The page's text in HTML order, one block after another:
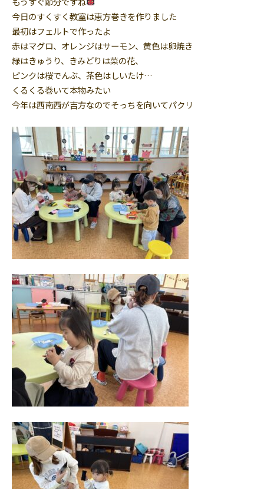
今日のすくすく教室は恵方巻きを作りました
最初はフェルトで作ったよ
赤はマグロ、オレンジはサーモン、黄色は卵焼き
緑はきゅうり、きみどりは菜の花、
ピンクは桜でんぶ、茶色はしいたけ…
くるくる巻いて本物みたい
今年は西南西が吉方なのでそっちを向いてパクリ